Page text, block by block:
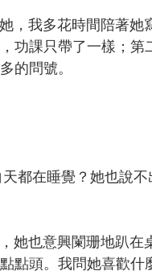
我多花時間陪著她
功課只帶了一樣；第
的問號。
都在睡覺？她也說不
也意興闌珊地趴在
點頭。我問她喜歡什